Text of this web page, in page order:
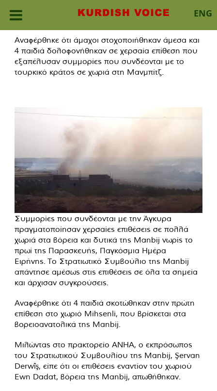
ENG
content
Αναφέρθηκε ότι άμαχοι στοχοποιήθηκαν άμεσα και
4 παιδιά δολοφονήθηκαν σε χερσαία επίθεση που
εξαπέλυσαν συμμορίες που συνδέονται με το
τουρκικό κράτος σε χωριά στη Μανμπίτζ.
Συμμορίες που συνδέονται με την Άγκυρα
πραγματοποίησαν χερσαίες επιθέσεις σε πολλά
χωριά στα βόρεια και δυτικά της Manbij νωρίς το
πρωί της Παρασκευής, Παγκόσμια Ημέρα
Ειρήνης. Το Στρατιωτικό Συμβούλιο της Manbij
απάντησε αμέσως στις επιθέσεις σε όλα τα σημεία
και άρχισαν συγκρούσεις.
Αναφέρθηκε ότι 4 παιδιά σκοτώθηκαν στην πρώτη
επίθεση στο χωριό Mihsenli, που βρίσκεται στα
βορειοανατολικά της Manbij.
Μιλώντας στο πρακτορείο ANHA, ο εκπρόσωπος
του Στρατιωτικού Συμβουλίου της Manbij, Şervan
Derwîş, είπε ότι οι επιθέσεις εναντίον του χωριού
Ewn Dadat, βόρεια της Manbij, απωθήθηκαν.